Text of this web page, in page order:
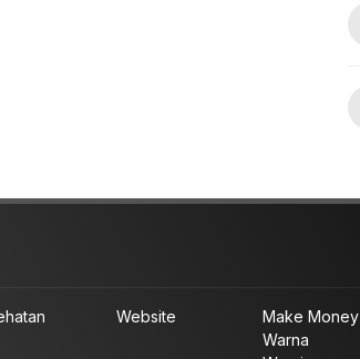
Website
Make Money
Warna